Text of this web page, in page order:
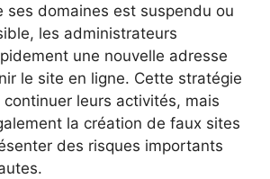
ses domaines est suspendu ou
les administrateurs
une nouvelle adresse
le site en ligne. Cette stratégie
leurs activités, mais
la création de faux sites
des risques importants